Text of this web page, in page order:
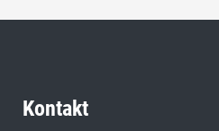
Kontakt